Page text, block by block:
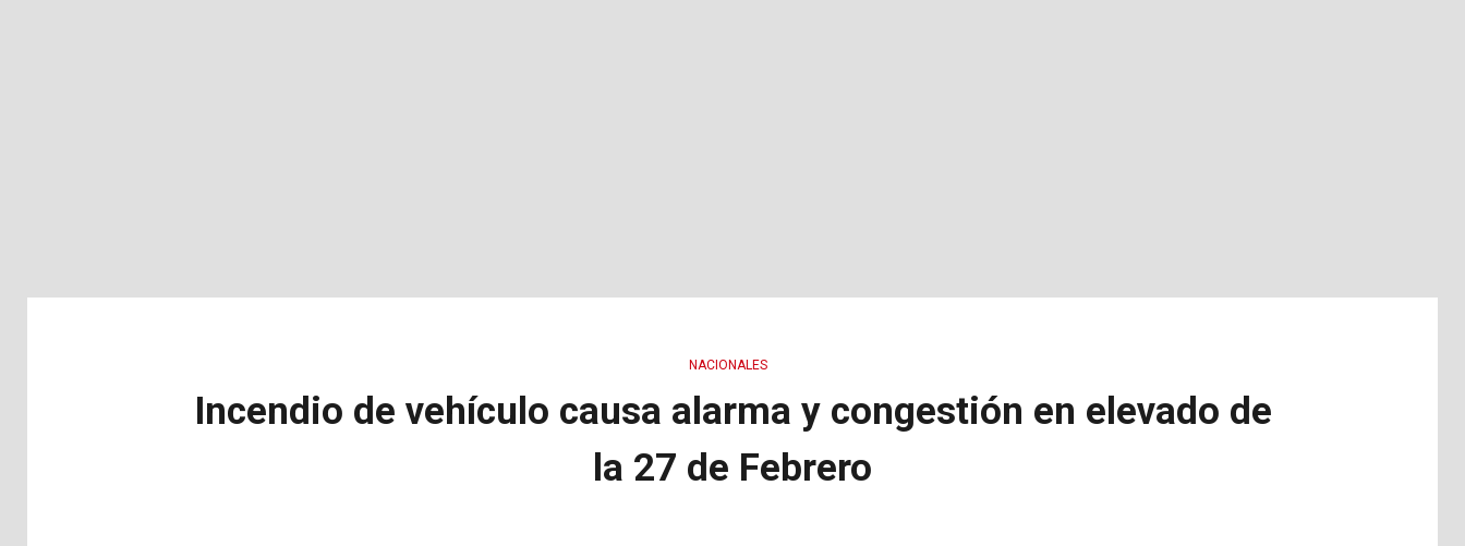
NACIONALES
Incendio de vehículo causa alarma y congestión en elevado de
la 27 de Febrero